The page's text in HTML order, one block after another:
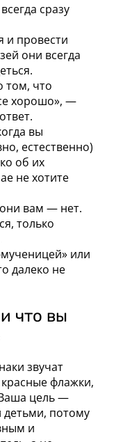
сразу
и провести
они всегда
том, что
хорошо», —
вы
естественно)
об их
не хотите
вам — нет.
только
или
далеко не
что вы
звучат
флажки,
цель —
потому
и